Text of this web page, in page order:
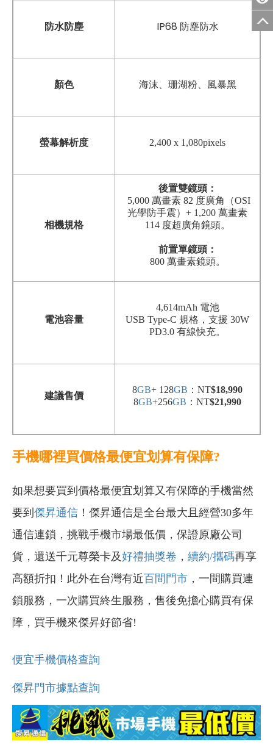
防水防塵 IP68 防塵防水
顏色 海沫 珊湖粉、 風暴黑
螢幕解析度 2,400 x 1,080pixels
相機規格
後置雙鏡頭：
5,000 萬畫素 82 度廣角（OSI
光學防手震）+ 1,200 萬畫素
114 度超廣角鏡頭。
前置單鏡頭：
800萬畫素鏡頭。
電池容量
4,614mAh 電池
USB Type-C 規格，支援 30W
PD3.0 有線快充。
建議售價
8GB+ 128GB ：NT$18,990
8GB+256GB ：NT$21,990
手機哪裡買價格最便宜划算有保障?
如果想要買到價格最便宜划算又有保障的手機當然
要到 傑昇通信 ！傑昇通信是全台最大且經營30多年
通信連鎖，挑戰手機市場最低價，保證原廠公司
貨，還送千元尊榮卡及好禮抽獎卷 ， 續約/攜碼再享
高額折扣！此外在台灣有近百間門市 ，一間購買連
鎖服務，一次購買終生服務，售後免擔心購買有保
障，買手機來傑昇好節省!
便宜手機價格查詢
傑昇門市據點查詢